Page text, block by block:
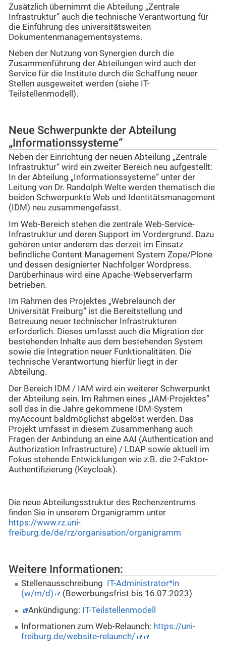
Zusätzlich übernimmt die Abteilung „Zentrale
Infrastruktur“ auch die technische Verantwortung für
die Einführung des universitätsweiten
Dokumentenmanagementsystems.
Neben der Nutzung von Synergien durch die
Zusammenführung der Abteilungen wird auch der
Service für die Institute durch die Schaffung neuer
Stellen ausgeweitet werden (siehe IT-
Teilstellenmodell).
Neue Schwerpunkte der Abteilung
„Informationssysteme“
Neben der Einrichtung der neuen Abteilung „Zentrale
Infrastruktur“ wird ein zweiter Bereich neu aufgestellt:
In der Abteilung „Informationssysteme“ unter der
Leitung von Dr. Randolph Welte werden thematisch die
beiden Schwerpunkte Web und Identitätsmanagement
(IDM) neu zusammengefasst.
Im Web-Bereich stehen die zentrale Web-Service-
Infrastruktur und deren Support im Vordergrund. Dazu
gehören unter anderem das derzeit im Einsatz
befindliche Content Management System Zope/Plone
und dessen designierter Nachfolger Wordpress.
Darüberhinaus wird eine Apache-Webserverfarm
betrieben.
Im Rahmen des Projektes „Webrelaunch der
Universität Freiburg“ ist die Bereitstellung und
Betreuung neuer technischer Infrastrukturen
erforderlich. Dieses umfasst auch die Migration der
bestehenden Inhalte aus dem bestehenden System
sowie die Integration neuer Funktionalitäten. Die
technische Verantwortung hierfür liegt in der
Abteilung.
Der Bereich IDM / IAM wird ein weiterer Schwerpunkt
der Abteilung sein. Im Rahmen eines „IAM-Projektes“
soll das in die Jahre gekommene IDM-System
myAccount baldmöglichst abgelöst werden. Das
Projekt umfasst in diesem Zusammenhang auch
Fragen der Anbindung an eine AAI (Authentication and
Authorization Infrastructure) / LDAP sowie aktuell im
Fokus stehende Entwicklungen wie z.B. die 2-Faktor-
Authentifizierung (Keycloak).
Die neue Abteilungsstruktur des Rechenzentrums
finden Sie in unserem Organigramm unter
https://www.rz.uni-
freiburg.de/de/rz/organisation/organigramm
Weitere Informationen:
Stellenausschreibung IT-Administrator*in
(w/m/d)
(Bewerbungsfrist bis 16.07.2023)
Ankündigung: IT-Teilstellenmodell
Informationen zum Web-Relaunch: https://uni-
freiburg.de/website-relaunch/